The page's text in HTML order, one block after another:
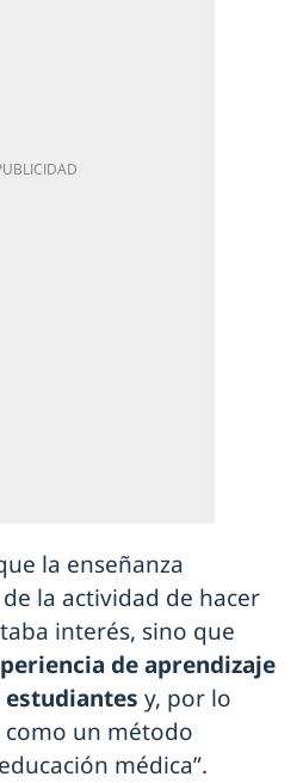
la enseñanza
la actividad de hacer
interés, sino que
de aprendizaje
y, por lo
un método
médica”.